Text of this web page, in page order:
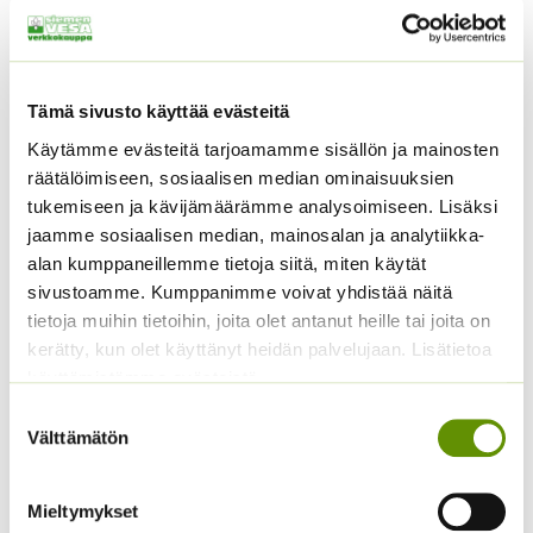
Tämä sivusto käyttää evästeitä
Käytämme evästeitä tarjoamamme sisällön ja mainosten
räätälöimiseen, sosiaalisen median ominaisuuksien
tukemiseen ja kävijämäärämme analysoimiseen. Lisäksi
jaamme sosiaalisen median, mainosalan ja analytiikka-
alan kumppaneillemme tietoja siitä, miten käytät
sivustoamme. Kumppanimme voivat yhdistää näitä
tietoja muihin tietoihin, joita olet antanut heille tai joita on
kerätty, kun olet käyttänyt heidän palvelujaan. Lisätietoa
käyttämistämme evästeistä
valinta
Välttämätön
Mieltymykset
7,00€ Sisältää arvonlisäveron
3,00 €